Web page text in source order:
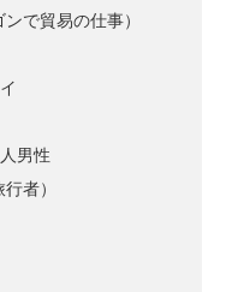
で貿易の仕事）
男性
者）